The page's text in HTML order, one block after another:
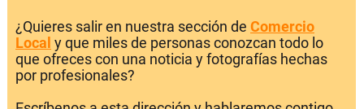
¿Quieres salir en nuestra sección de Comercio
Local y que miles de personas conozcan todo lo
que ofreces con una noticia y fotografías hechas
por profesionales?